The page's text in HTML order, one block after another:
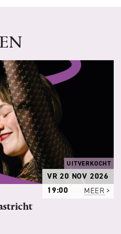
UITVERKOCHT
VR 20 NOV 2026
19:00
MEER